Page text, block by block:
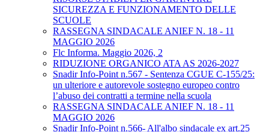
SICUREZZA E FUNZIONAMENTO DELLE
SCUOLE
RASSEGNA SINDACALE ANIEF N. 18 - 11
MAGGIO 2026
Flc Informa. Maggio 2026, 2
RIDUZIONE ORGANICO ATA AS 2026-2027
Snadir Info-Point n.567 - Sentenza CGUE C‑155/25:
un ulteriore e autorevole sostegno europeo contro
l’abuso dei contratti a termine nella scuola
RASSEGNA SINDACALE ANIEF N. 18 - 11
MAGGIO 2026
Snadir Info-Point n.566- All'albo sindacale ex art.25